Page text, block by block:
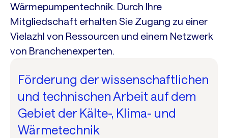
Wärmepumpentechnik. Durch Ihre
Mitgliedschaft erhalten Sie Zugang zu einer
Vielazhl von Ressourcen und einem Netzwerk
von Branchenexperten.
Förderung der wissenschaftlichen
und technischen Arbeit auf dem
Gebiet der Kälte-, Klima- und
Wärmetechnik